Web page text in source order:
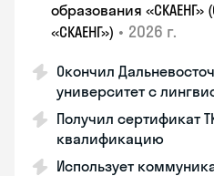
образования «СКАЕНГ»
«СКАЕНГ») • 2026 г.
Окончил
университет с
Получил сертификат
квалификацию
Использует